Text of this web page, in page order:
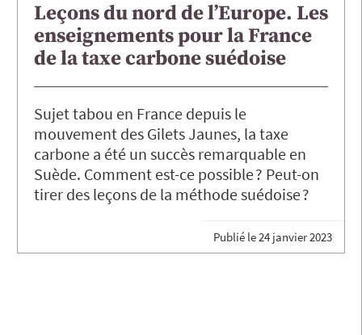
Leçons du nord de l’Europe. Les
enseignements pour la France
de la taxe carbone suédoise
Sujet tabou en France depuis le
mouvement des Gilets Jaunes, la taxe
carbone a été un succès remarquable en
Suède. Comment est-ce possible ? Peut-on
tirer des leçons de la méthode suédoise ?
Publié le24 janvier 2023